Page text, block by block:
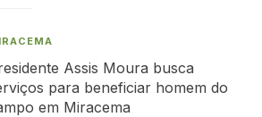
Assis Moura busca
para beneficiar homem do
em Miracema